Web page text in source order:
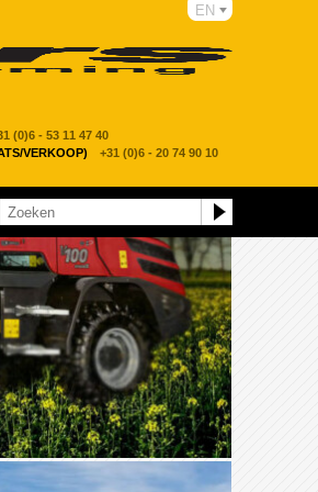
(0)6 - 53 11 47 40
VERKOOP) +31 (0)6 - 20 74 90 10
EN